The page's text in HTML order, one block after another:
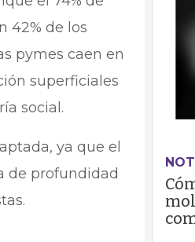
42% de los
pymes caen en
superficiales
social.
ya que el
de profundidad